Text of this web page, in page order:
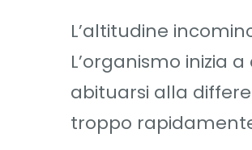
L’altitudine
L’organismo inizia
abituarsi alla
troppo